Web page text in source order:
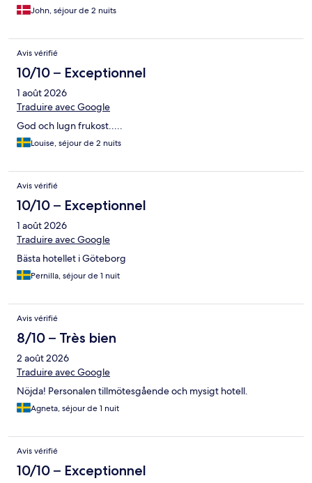
John, séjour de 2 nuits
Avis vérifié
10/10 – Exceptionnel
1 août 2026
Traduire avec Google
God och lugn frukost.....
Louise, séjour de 2 nuits
Avis vérifié
10/10 – Exceptionnel
1 août 2026
Traduire avec Google
Bästa hotellet i Göteborg
Pernilla, séjour de 1 nuit
Avis vérifié
8/10 – Très bien
2 août 2026
Traduire avec Google
Nöjda! Personalen tillmötesgående och mysigt hotell.
Agneta, séjour de 1 nuit
Avis vérifié
10/10 – Exceptionnel